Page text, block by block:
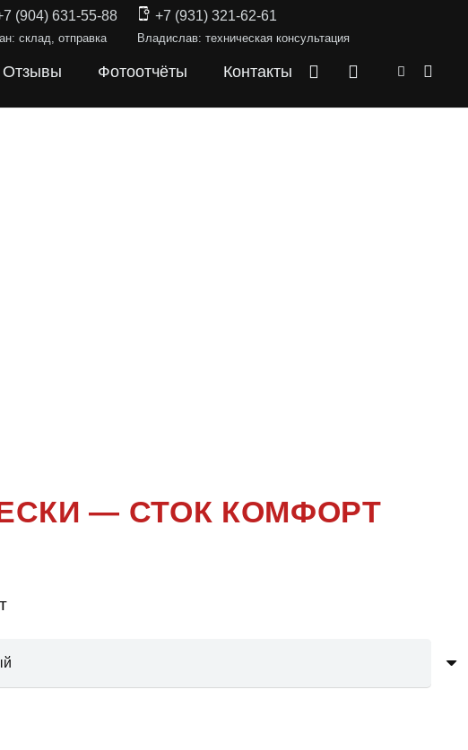
(904) 631-55-88
склад, отправка
+7 (931) 321-62-61
Владислав: техническая консультация
Отзывы Фотоотчёты Контакты
— СТОК КОМФОРТ